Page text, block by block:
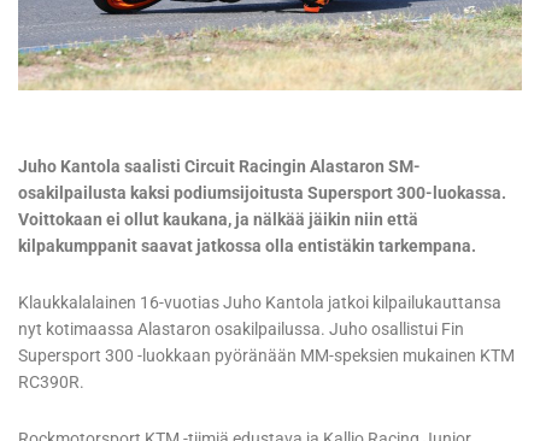
Juho Kantola saalisti Circuit Racingin Alastaron SM-
osakilpailusta kaksi podiumsijoitusta Supersport 300-luokassa.
Voittokaan ei ollut kaukana, ja nälkää jäikin niin että
kilpakumppanit saavat jatkossa olla entistäkin tarkempana.
Klaukkalalainen 16-vuotias Juho Kantola jatkoi kilpailukauttansa
nyt kotimaassa Alastaron osakilpailussa. Juho osallistui Fin
Supersport 300 -luokkaan pyöränään MM-speksien mukainen KTM
RC390R.